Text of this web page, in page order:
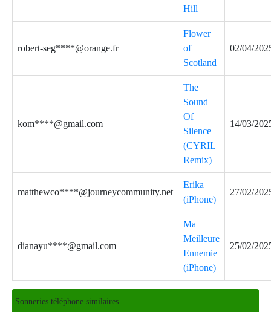
Hill
robert-seg****@orange.fr
Flower
of
Scotland
02/04/
kom****@gmail.com
The
Sound
Of
Silence
(CYRIL
Remix)
14/03/
matthewco****@journeycommunity.net
Erika
(iPhone)
27/02/
dianayu****@gmail.com
Ma
Meilleure
Ennemie
(iPhone)
25/02/
Sonneries téléphone similaires